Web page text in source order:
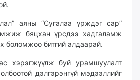
аяны “Сугалаа үрждэг сар”
бяцхан үрсдээ хадгаламж
боломжоо битгий алдаарай.
хэрэгжүүлж буй урамшуулалт
дэлгэрэнгүй мэдээллийг